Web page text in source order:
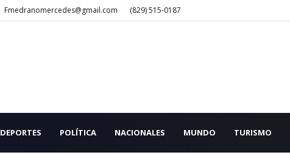
Fmedranomercedes@gmail.com (829) 515-0187
DEPORTES POLÍTICA NACIONALES MUNDO TURISMO